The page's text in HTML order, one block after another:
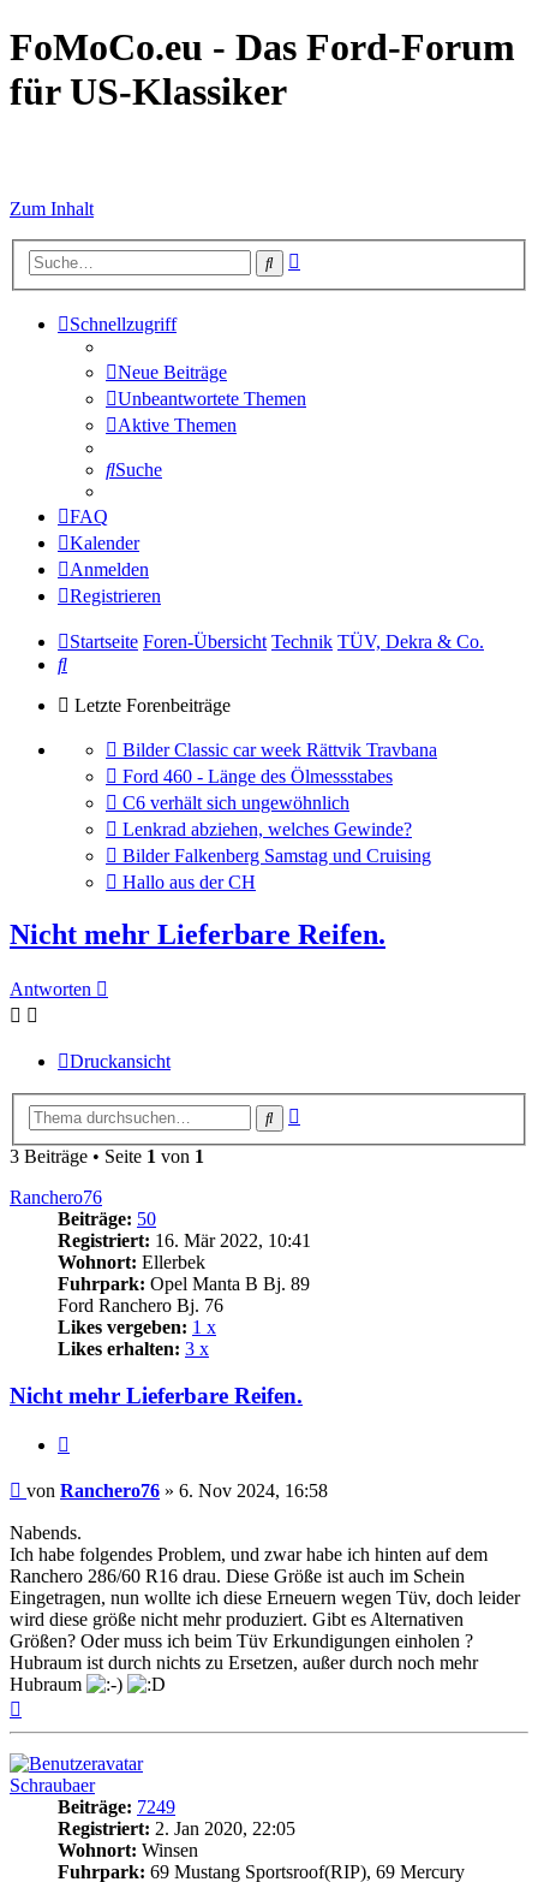
FoMoCo.eu - Das Ford-Forum
für US-Klassiker
Zum Inhalt
Suche
Schnellzugriff
Neue Beiträge
Unbeantwortete Themen
Aktive Themen
Suche
FAQ
Kalender
Anmelden
Registrieren
Startseite Foren-Übersicht Technik TÜV, Dekra & Co.
Suche
Letzte Forenbeiträge
Gehe
zum
letzten
Beitrag
Bilder Classic car week Rättvik Travbana
Gehe
zum
letzten
Beitrag
Ford 460 - Länge des Ölmessstabes
Gehe
zum
letzten
Beitrag
C6 verhält sich ungewöhnlich
Gehe
zum
letzten
Beitrag
Lenkrad abziehen, welches Gewinde?
Gehe
zum
letzten
Bilder Falkenberg Samstag und Cruising
Gehe
letzten
Beitrag
Hallo aus der CH
Nicht mehr Lieferbare Reifen.
Antworten
Druckansicht
Suche
3 Beiträge • Seite 1 von 1
Ranchero76
Beiträge: 50
Registriert: 16. Mär 2022, 10:41
Wohnort: Ellerbek
Fuhrpark: Opel Manta B Bj. 89
Ford Ranchero Bj. 76
Likes vergeben: 1 x
Likes erhalten: 3 x
Nicht mehr Lieferbare Reifen.
Beitrag
von Ranchero76 » 6. Nov 2024, 16:58
Nabends.
Ich habe folgendes Problem, und zwar habe ich hinten auf dem
Ranchero 286/60 R16 drau. Diese Größe ist auch im Schein
Eingetragen, nun wollte ich diese Erneuern wegen Tüv, doch leider
wird diese größe nicht mehr produziert. Gibt es Alternativen
Größen? Oder muss ich beim Tüv Erkundigungen einholen ?
Hubraum ist durch nichts zu Ersetzen, außer durch noch mehr
Hubraum
Schraubaer
Beiträge: 7249
Registriert: 2. Jan 2020, 22:05
Wohnort: Winsen
Fuhrpark: 69 Mustang Sportsroof(RIP), 69 Mercury